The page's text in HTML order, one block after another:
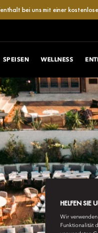
bei uns mit einer
SPEISEN WELLNESS
HELFEN SIE
Wir
Funktionalität